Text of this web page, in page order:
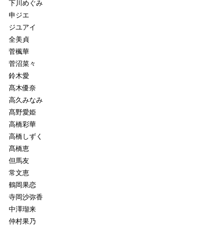
下川めぐみ
申ジエ
ジユアイ
全美貞
菅楓華
菅沼菜々
鈴木愛
髙木優奈
高久みなみ
髙野愛姫
高橋彩華
高橋しずく
髙橋恵
但馬友
常文恵
鶴岡果恋
寺岡沙弥香
中澤瑠来
仲村果乃